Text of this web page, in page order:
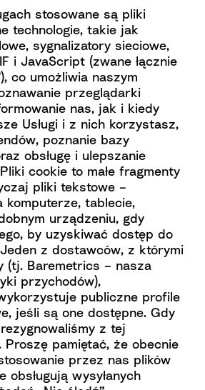
stosowane są pliki
technologie, takie jak
sygnalizatory sieciowe,
i JavaScript (zwane łącznie
co umożliwia naszym
przeglądarki
nas, jak i kiedy
Usługi i z nich korzystasz,
poznanie bazy
obsługę i ulepszanie
cookie to małe fragmenty
pliki tekstowe –
komputerze, tablecie,
urządzeniu, gdy
by uzyskiwać dostęp do
Jeden z dostawców, z którymi
(tj. Baremetrics – nasza
przychodów),
publiczne profile
jeśli są one dostępne. Gdy
z tej
Proszę pamiętać, że obecnie
przez nas plików
obsługują wysyłanych